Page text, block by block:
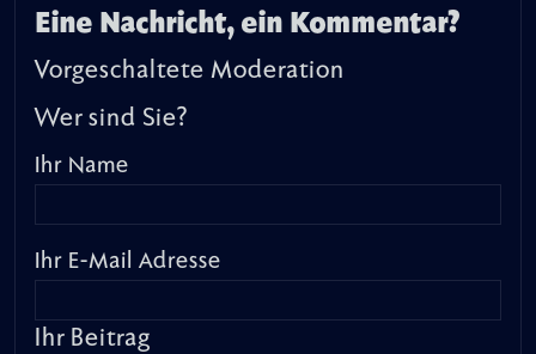
Eine Nachricht, ein Kommentar?
Vorgeschaltete Moderation
Wer sind Sie?
Ihr Name
Ihr E-Mail Adresse
Ihr Beitrag